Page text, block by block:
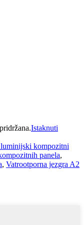
Istaknuti
kompozitni
panela,
, Vatrootporna jezgra A2